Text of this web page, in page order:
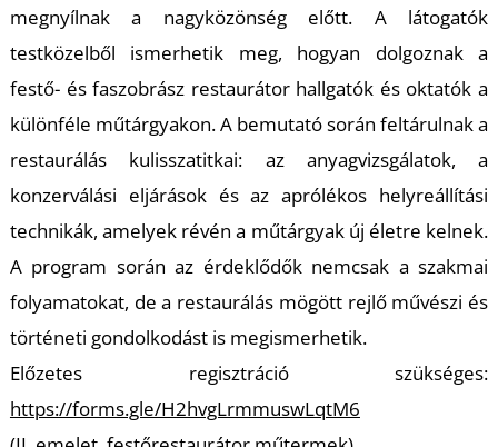
megnyílnak a nagyközönség előtt. A látogatók
testközelből ismerhetik meg, hogyan dolgoznak a
festő- és faszobrász restaurátor hallgatók és oktatók a
különféle műtárgyakon. A bemutató során feltárulnak a
restaurálás kulisszatitkai: az anyagvizsgálatok, a
konzerválási eljárások és az aprólékos helyreállítási
technikák, amelyek révén a műtárgyak új életre kelnek.
A program során az érdeklődők nemcsak a szakmai
folyamatokat, de a restaurálás mögött rejlő művészi és
történeti gondolkodást is megismerhetik.
Előzetes regisztráció szükséges:
https://forms.gle/H2hvgLrmmuswLqtM6